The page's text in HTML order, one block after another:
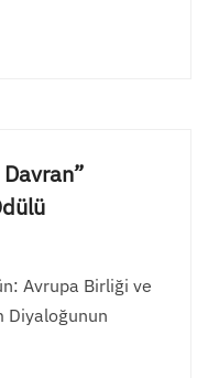
Avrupa Birliği ve
Diyaloğunun